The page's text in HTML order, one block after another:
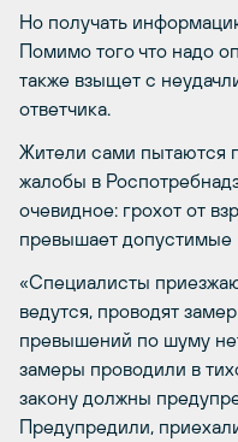
Но получать
Помимо того что надо
также взыщет с
ответчика.
Жители сами пытаются
жалобы в
очевидное: грохот от
превышает
«Специалисты
ведутся, проводят
превышений по шуму
замеры проводили в
закону должны
Предупредили,